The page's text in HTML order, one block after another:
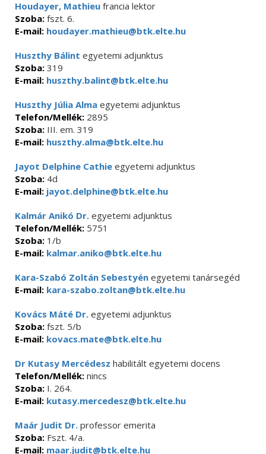
Houdayer, Mathieu francia lektor
Szoba: fszt. 6.
E-mail: houdayer.mathieu@btk.elte.hu
Huszthy Bálint egyetemi adjunktus
Szoba: 319
E-mail: huszthy.balint@btk.elte.hu
Huszthy Júlia Alma egyetemi adjunktus
Telefon/Mellék: 2895
Szoba: III. em. 319
E-mail: huszthy.alma@btk.elte.hu
Jayot Delphine Cathie egyetemi adjunktus
Szoba: 4d
E-mail: jayot.delphine@btk.elte.hu
Kalmár Anikó Dr. egyetemi adjunktus
Telefon/Mellék: 5751
Szoba: 1/b
E-mail: kalmar.aniko@btk.elte.hu
Kara-Szabó Zoltán Sebestyén egyetemi tanársegéd
E-mail: kara-szabo.zoltan@btk.elte.hu
Kovács Máté Dr. egyetemi adjunktus
Szoba: fszt. 5/b
E-mail: kovacs.mate@btk.elte.hu
Dr Kutasy Mercédesz habilitált egyetemi docens
Telefon/Mellék: nincs
Szoba: I. 264.
E-mail: kutasy.mercedesz@btk.elte.hu
Maár Judit Dr. professor emerita
Szoba: Fszt. 4/a.
E-mail: maar.judit@btk.elte.hu